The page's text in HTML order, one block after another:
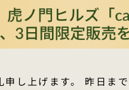
し上げます。 昨日ま